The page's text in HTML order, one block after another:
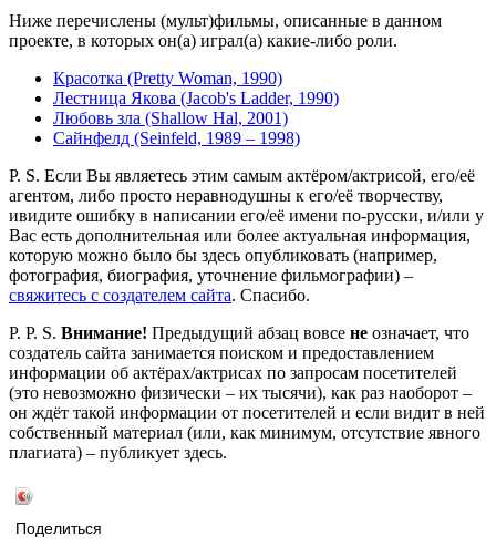
Ниже перечислены (мульт)фильмы, описанные в данном
проекте, в которых он(а) играл(а) какие-либо роли.
Красотка (Pretty Woman, 1990)
Лестница Якова (Jacob's Ladder, 1990)
Любовь зла (Shallow Hal, 2001)
Сайнфелд (Seinfeld, 1989 – 1998)
P. S. Если Вы являетесь этим самым актёром/актрисой, его/её
агентом, либо просто неравнодушны к его/её творчеству,
ивидите ошибку в написании его/её имени по-русски, и/или у
Вас есть дополнительная или более актуальная информация,
которую можно было бы здесь опубликовать (например,
фотография, биография, уточнение фильмографии) –
свяжитесь с создателем сайта. Спасибо.
P. P. S. Внимание! Предыдущий абзац вовсе не означает, что
создатель сайта занимается поиском и предоставлением
информации об актёрах/актрисах по запросам посетителей
(это невозможно физически – их тысячи), как раз наоборот –
он ждёт такой информации от посетителей и если видит в ней
собственный материал (или, как минимум, отсутствие явного
плагиата) – публикует здесь.
Поделиться